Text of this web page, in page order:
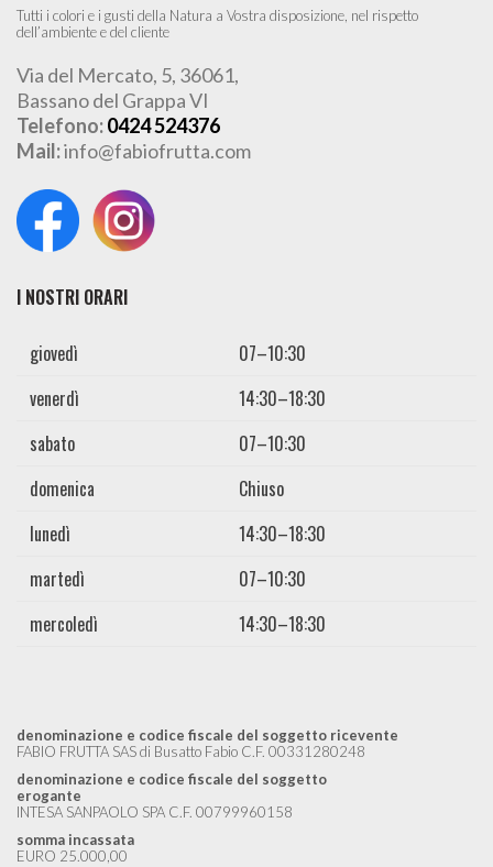
Tutti i colori e i gusti della Natura a Vostra disposizione, nel rispetto
dell’ambiente e del cliente
Via del Mercato, 5, 36061,
Bassano del Grappa VI
Telefono:0424 524376
Mail:info@fabiofrutta.com
I NOSTRI ORARI
giovedì
07–10:30
venerdì
14:30–18:30
sabato
07–10:30
domenica
Chiuso
lunedì
14:30–18:30
martedì
07–10:30
mercoledì
14:30–18:30
denominazione e codice fiscale del soggetto ricevente
FABIO FRUTTA SAS di Busatto Fabio C.F. 00331280248
denominazione e codice fiscale del soggetto
erogante
INTESA SANPAOLO SPA C.F. 00799960158
somma incassata
EURO 25.000,00